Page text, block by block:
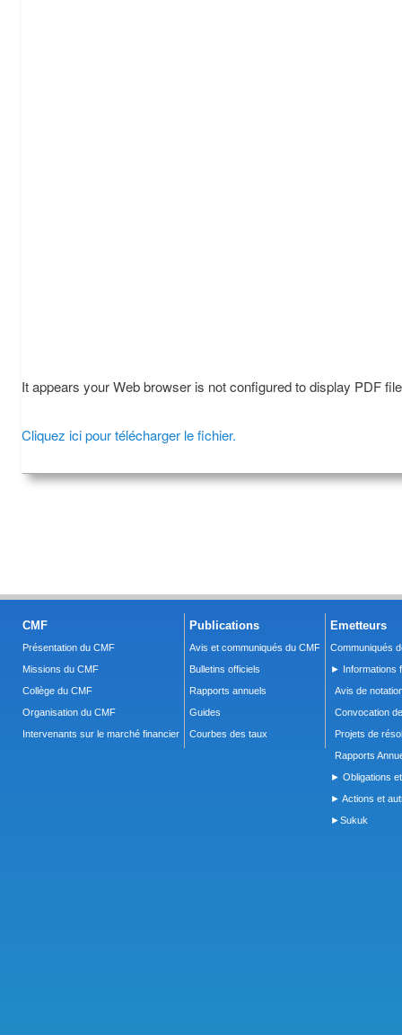
It appears your Web browser is not configured to display PDF
Cliquez ici pour télécharger le fichier.
CMF
Présentation du CMF
Missions du CMF
Collège du CMF
Organisation du CMF
Intervenants sur le marché financier
Publications
Avis et communiqués du CMF
Bulletins officiels
Rapports annuels
Guides
Courbes des taux
Emetteurs
Communiqués
► Informations
Avis de
Convocation
Projets de
Rapports
► Obligations
► Actions et
►Sukuk